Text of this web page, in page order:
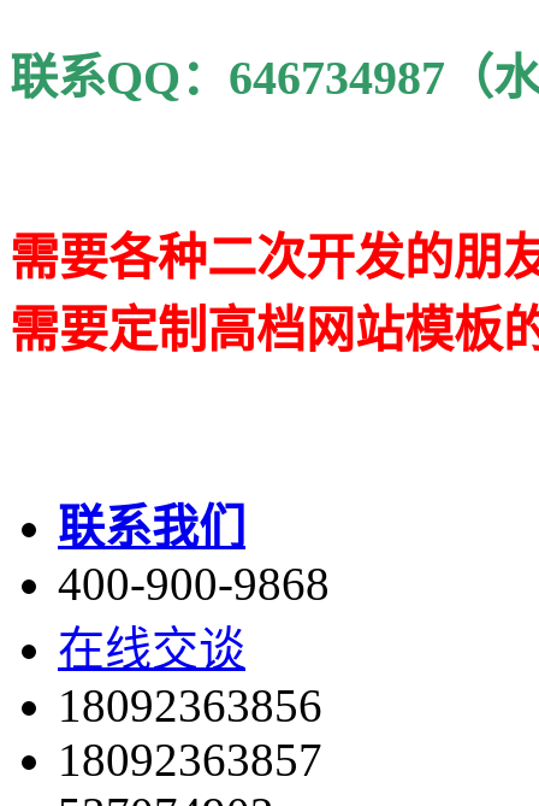
联系QQ：646734987（
需要各种二次开发的朋
需要定制高档网站模板
联系我们
400-900-9868
在线交谈
18092363856
18092363857